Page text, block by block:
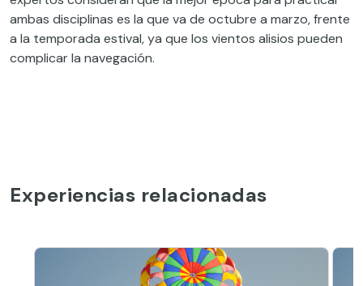
ambas disciplinas es la que va de octubre a marzo, frente
a la temporada estival, ya que los vientos alisios pueden
complicar la navegación.
Experiencias relacionadas